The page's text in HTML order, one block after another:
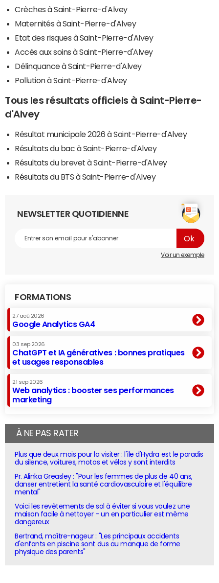
Crèches à Saint-Pierre-d'Alvey
Maternités à Saint-Pierre-d'Alvey
Etat des risques à Saint-Pierre-d'Alvey
Accès aux soins à Saint-Pierre-d'Alvey
Délinquance à Saint-Pierre-d'Alvey
Pollution à Saint-Pierre-d'Alvey
Tous les résultats officiels à Saint-Pierre-
d'Alvey
Résultat municipale 2026 à Saint-Pierre-d'Alvey
Résultats du bac à Saint-Pierre-d'Alvey
Résultats du brevet à Saint-Pierre-d'Alvey
Résultats du BTS à Saint-Pierre-d'Alvey
NEWSLETTER QUOTIDIENNE
Voir un exemple
FORMATIONS
27 aoû 2026
Google Analytics GA4
03 sep 2026
ChatGPT et IA génératives : bonnes pratiques
et usages responsables
21 sep 2026
Web analytics : booster ses performances
marketing
À NE PAS RATER
Plus que deux mois pour la visiter : l'île d'Hydra est le paradis
du silence, voitures, motos et vélos y sont interdits
Pr. Alinka Greasley : "Pour les femmes de plus de 40 ans,
danser entretient la santé cardiovasculaire et l'équilibre
mental"
Voici les revêtements de sol à éviter si vous voulez une
maison facile à nettoyer - un en particulier est même
dangereux
Bertrand, maître-nageur : "Les principaux accidents
d'enfants en piscine sont dus au manque de forme
physique des parents"